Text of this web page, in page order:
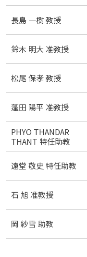
長島 一樹 教授
鈴木 明大 准教授
松尾 保孝 教授
蓬田 陽平 准教授
PHYO THANDAR
THANT 特任助教
遠堂 敬史 特任助教
石 旭 准教授
岡 紗雪 助教